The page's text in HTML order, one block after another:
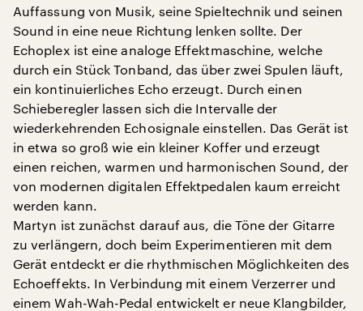
Auffassung von Musik, seine Spieltechnik und seinen
Sound in eine neue Richtung lenken sollte. Der
Echoplex ist eine analoge Effektmaschine, welche
durch ein Stück Tonband, das über zwei Spulen läuft,
ein kontinuierliches Echo erzeugt. Durch einen
Schieberegler lassen sich die Intervalle der
wiederkehrenden Echosignale einstellen. Das Gerät ist
in etwa so groß wie ein kleiner Koffer und erzeugt
einen reichen, warmen und harmonischen Sound, der
von modernen digitalen Effektpedalen kaum erreicht
werden kann.
Martyn ist zunächst darauf aus, die Töne der Gitarre
zu verlängern, doch beim Experimentieren mit dem
Gerät entdeckt er die rhythmischen Möglichkeiten des
Echoeffekts. In Verbindung mit einem Verzerrer und
einem Wah-Wah-Pedal entwickelt er neue Klangbilder,